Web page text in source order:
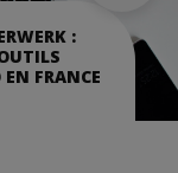
:
EN FRANCE